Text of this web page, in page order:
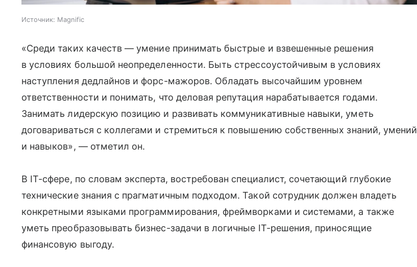
Источник: Magnific
«Среди таких качеств — умение принимать быстрые и взвешенные решения
в условиях большой неопределенности. Быть стрессоустойчивым в условиях
наступления дедлайнов и форс-мажоров. Обладать высочайшим уровнем
ответственности и понимать, что деловая репутация нарабатывается годами.
Занимать лидерскую позицию и развивать коммуникативные навыки, уметь
договариваться с коллегами и стремиться к повышению собственных знаний, умений
и навыков», — отметил он.
В IT-сфере, по словам эксперта, востребован специалист, сочетающий глубокие
технические знания с прагматичным подходом. Такой сотрудник должен владеть
конкретными языками программирования, фреймворками и системами, а также
уметь преобразовывать бизнес-задачи в логичные IT-решения, приносящие
финансовую выгоду.